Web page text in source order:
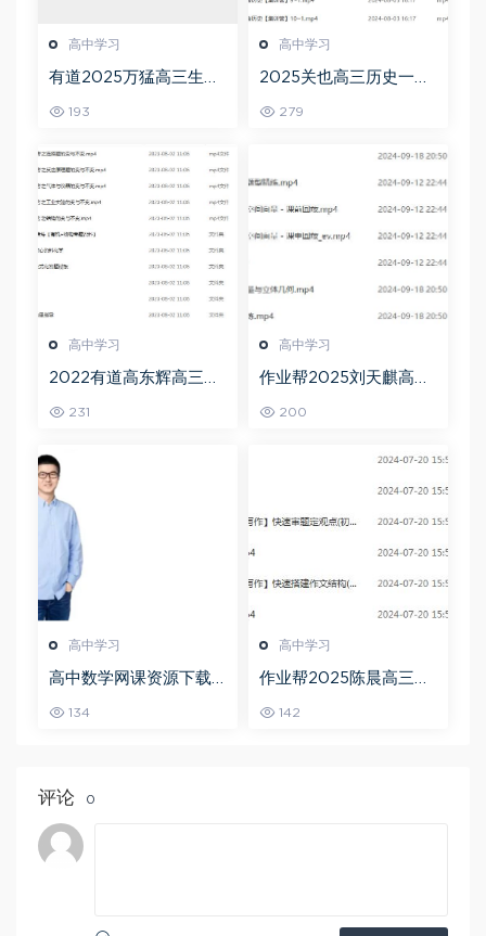
高中学习
有道2025万猛高三生物
教程
193
高中学习
2025关也高三历史一轮
教程
279
高中学习
2022有道高东辉高三化
频教程+讲义+点睛班
231
高中学习
作业帮2025刘天麒高二
200
高中学习
高中数学网课资源下载
数学秋季班
134
高中学习
作业帮2025陈晨高三语
班
142
评论 0